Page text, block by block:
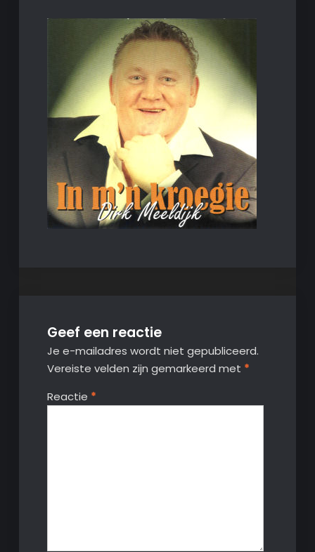
Geef een reactie
Je e-mailadres wordt niet gepubliceerd.
Vereiste velden zijn gemarkeerd met *
Reactie *